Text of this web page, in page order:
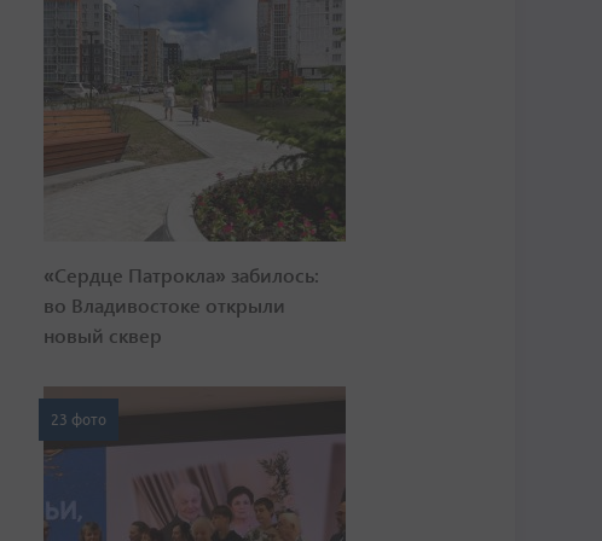
«Сердце Патрокла» забилось:
во Владивостоке открыли
новый сквер
23 фото